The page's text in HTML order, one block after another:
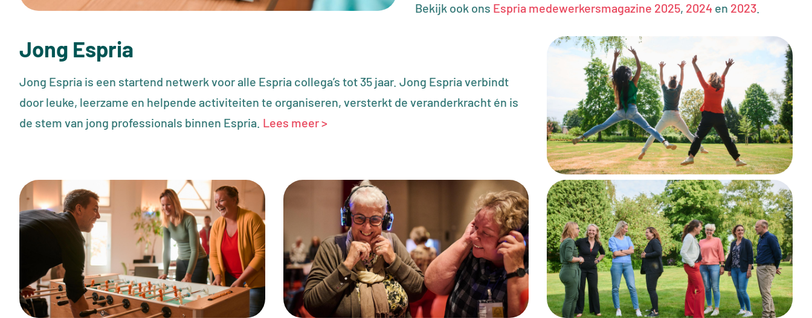
Bekijk ook ons Espria medewerkersmagazine 2025, 2024 en 2023
Jong Espria
Jong Espria is een startend netwerk voor alle Espria collega’s tot 35 jaar. Jong Espria verbindt
door leuke, leerzame en helpende activiteiten te organiseren, versterkt de veranderkracht én is
de stem van jong professionals binnen Espria. Lees meer >